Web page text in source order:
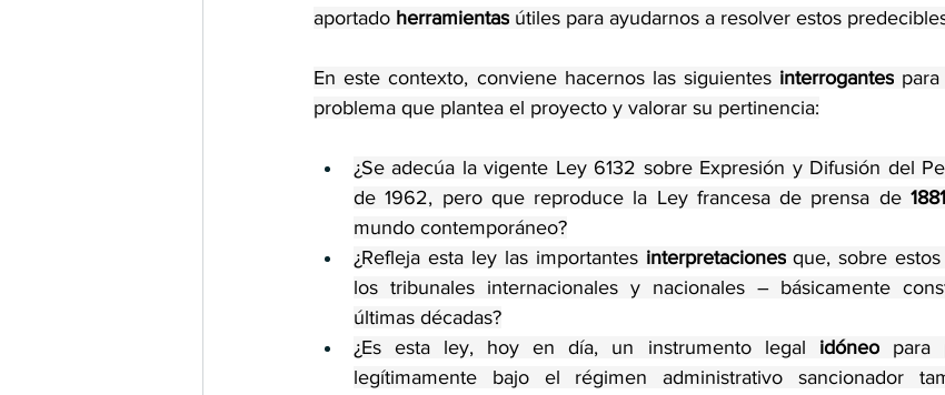
aportado herramientas útiles para ayudarnos a resolver estos
En este contexto, conviene hacernos las siguientes interrogantes
problema que plantea el proyecto y valorar su pertinencia:
¿Se adecúa la vigente Ley 6132 sobre Expresión y Difusión del
de 1962, pero que reproduce la Ley francesa de prensa de 1881
mundo contemporáneo?
¿Refleja esta ley las importantes interpretaciones que, sobre
los tribunales internacionales y nacionales – básicamente
últimas décadas?
¿Es esta ley, hoy en día, un instrumento legal idóneo para
legítimamente bajo el régimen administrativo sancionador